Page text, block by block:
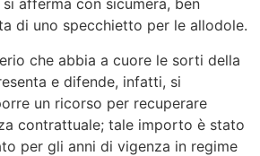
afferma con sicumera, ben
di uno specchietto per le allodole.
che abbia a cuore le sorti della
e difende, infatti, si
un ricorso per recuperare
contrattuale; tale importo è stato
per gli anni di vigenza in regime